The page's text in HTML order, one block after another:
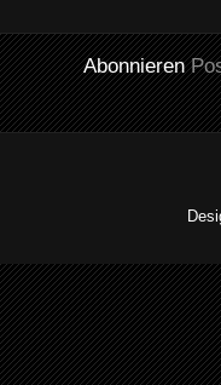
Abonnieren